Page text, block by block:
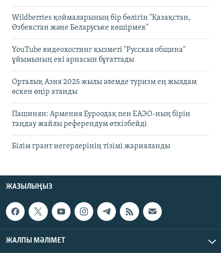
Wildberries қоймаларының бір бөлігін "Қазақстан,
Өзбекстан және Беларуське көшірмек"
YouTube видеохостинг қызметі "Русская община"
ұйымының екі арнасын бұғаттады
Орталық Азия 2025 жылы әлемде туризм ең жылдам
өскен өңір атанды
Пашинян: Армения Еуроодақ пен ЕАЭО-ның бірін
таңдау жайлы референдум өткізбейді
Білім грант иегерлерінің тізімі жарияланды
ЖАЗЫЛЫҢЫЗ
ЖАЛПЫ МӘЛІМЕТ